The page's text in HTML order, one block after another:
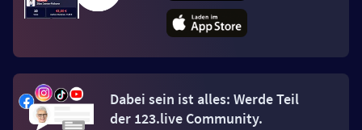
Dabei sein ist alles: Werde Teil
der 123.live Community.